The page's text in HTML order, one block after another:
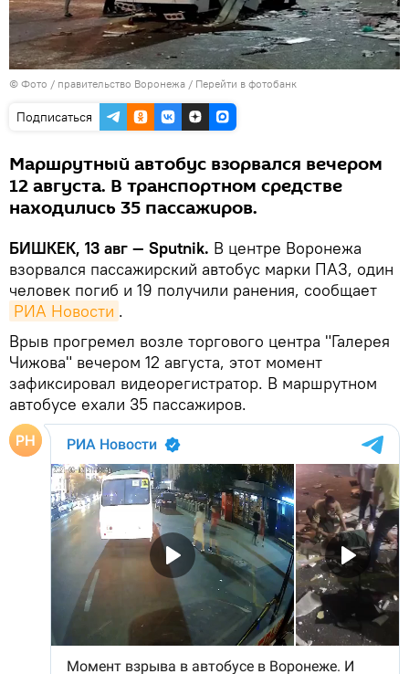
© Фото / правительство Воронежа / Перейти в фотобанк
Подписаться
Маршрутный автобус взорвался вечером
12 августа. В транспортном средстве
находились 35 пассажиров.
БИШКЕК, 13 авг — Sputnik. В центре Воронежа
взорвался пассажирский автобус марки ПАЗ, один
человек погиб и 19 получили ранения, сообщает
РИА Новости .
Врыв прогремел возле торгового центра "Галерея
Чижова" вечером 12 августа, этот момент
зафиксировал видеорегистратор. В маршрутном
автобусе ехали 35 пассажиров.